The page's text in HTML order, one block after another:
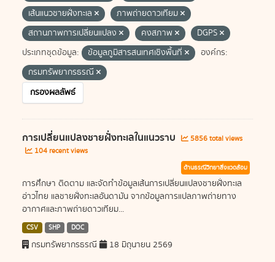
เส้นแนวชายฝั่งทะเล
ภาพถ่ายดาวเทียม
สถานภาพการเปลี่ยนแปลง
คงสภาพ
DGPS
ประเภทชุดข้อมูล:
ข้อมูลภูมิสารสนเทศเชิงพื้นที่
องค์กร:
กรมทรัพยากรธรณี
กรองผลลัพธ์
การเปลี่ยนแปลงชายฝั่งทะเลในแนวราบ
5856 total views
104 recent views
ด้านธรณีวิทยาสิ่งแวดล้อม
การศึกษา ติดตาม และจัดทำข้อมูลเส้นการเปลี่ยนแปลงชายฝั่งทะเล
อ่าวไทย แลชายฝั่งทะเลอันดามัน จากข้อมูลการแปลภาพถ่ายทาง
อากาศและภาพถ่ายดาวเทียม...
CSV SHP DOC
กรมทรัพยากรธรณี 18 มิถุนายน 2569